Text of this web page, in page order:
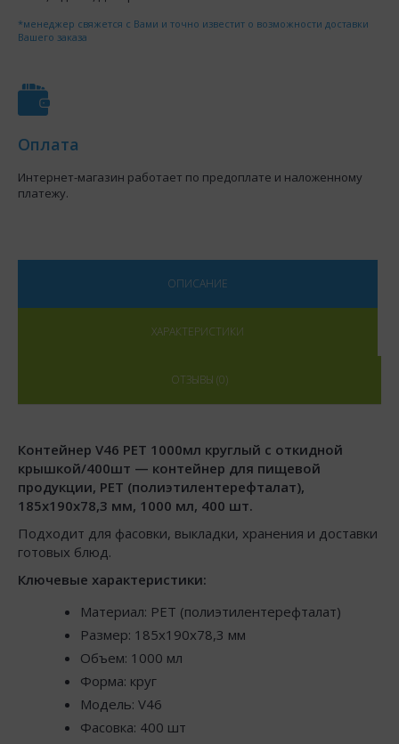
*менеджер свяжется с Вами и точно известит о возможности доставки
Вашего заказа
Оплата
Интернет-магазин работает по предоплате и наложенному
платежу.
ОПИСАНИЕ
ХАРАКТЕРИСТИКИ
ОТЗЫВЫ (0)
Контейнер V46 PET 1000мл круглый с откидной
крышкой/400шт — контейнер для пищевой
продукции, PET (полиэтилентерефталат),
185x190x78,3 мм, 1000 мл, 400 шт.
Подходит для фасовки, выкладки, хранения и доставки
готовых блюд.
Ключевые характеристики:
Материал: PET (полиэтилентерефталат)
Размер: 185x190x78,3 мм
Объем: 1000 мл
Форма: круг
Модель: V46
Фасовка: 400 шт